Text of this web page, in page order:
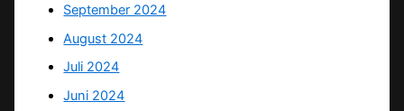
September 2024
August 2024
Juli 2024
Juni 2024